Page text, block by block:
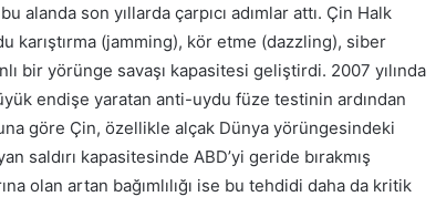
son yıllarda çarpıcı adımlar attı. Çin Halk
karıştırma (jamming), kör etme (dazzling), siber
bir yörünge savaşı kapasitesi geliştirdi. 2007 yılında
endişe yaratan anti-uydu füze testinin ardından
göre Çin, özellikle alçak Dünya yörüngesindeki
saldırı kapasitesinde ABD’yi geride bırakmış
olan artan bağımlılığı ise bu tehdidi daha da kritik